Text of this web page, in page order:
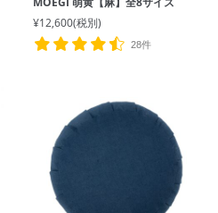
¥12,600(税別)
28件